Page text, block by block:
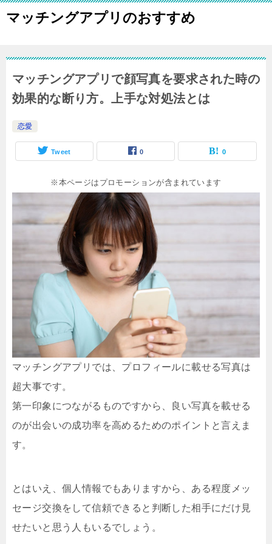
マッチングアプリのおすすめ
マッチングアプリで顔写真を要求された時の
効果的な断り方。上手な対処法とは
恋愛
Tweet 0 0
※本ページはプロモーションが含まれています
マッチングアプリでは、プロフィールに載せる写真は
超大事です。
第一印象につながるものですから、良い写真を載せる
のが出会いの成功率を高めるためのポイントと言えま
す。
とはいえ、個人情報でもありますから、ある程度メッ
セージ交換をして信頼できると判断した相手にだけ見
せたいと思う人もいるでしょう。